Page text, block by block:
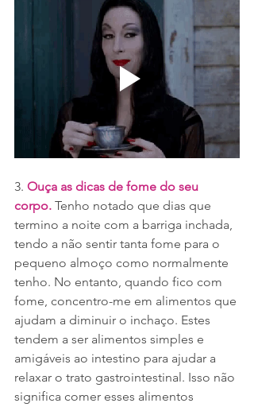
3. Ouça as dicas de fome do seu
corpo. Tenho notado que dias que
termino a noite com a barriga inchada,
tendo a não sentir tanta fome para o
pequeno almoço como normalmente
tenho. No entanto, quando fico com
fome, concentro-me em alimentos que
ajudam a diminuir o inchaço. Estes
tendem a ser alimentos simples e
amigáveis ​​ao intestino para ajudar a
relaxar o trato gastrointestinal. Isso não
significa comer esses alimentos